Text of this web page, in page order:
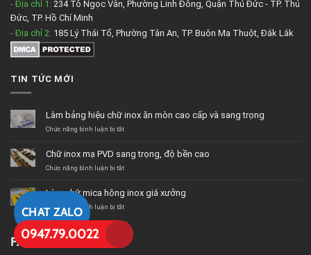
CHAT ZALO
0947.79.0022
- Địa chỉ 1: 234 Tô Ngọc Vân, Phường Linh Đông, Quận Thủ Đức - TP. Thủ
Đức, TP. Hồ Chí Minh
- Địa chỉ 2: 185 Lý Thái Tổ, Phường Tân An, TP. Buôn Ma Thuột, Đắk Lắk
TIN TỨC MỚI
Làm bảng hiệu chữ inox ăn mòn cao cấp và sang trọng
Chức năng bình luận bị tắtở
hiệu
chữ
mòn
cao
và
sang
trọng
Chữ inox mạ PVD sang trọng, độ bền cao
Chức năng bình luận bị tắtở
mạ
PVD
trọng,
bền
Làm chữ mica hông inox giá xưởng
Chức năng bình luận bị tắtở
chữ
mica
hông
FANPAGE